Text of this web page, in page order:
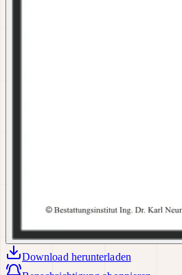
Download herunterladen